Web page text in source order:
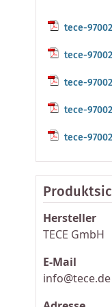
tece-
tece-
tece-
tece-
tece-
Hersteller
TECE GmbH
E-Mail
info@tece.de